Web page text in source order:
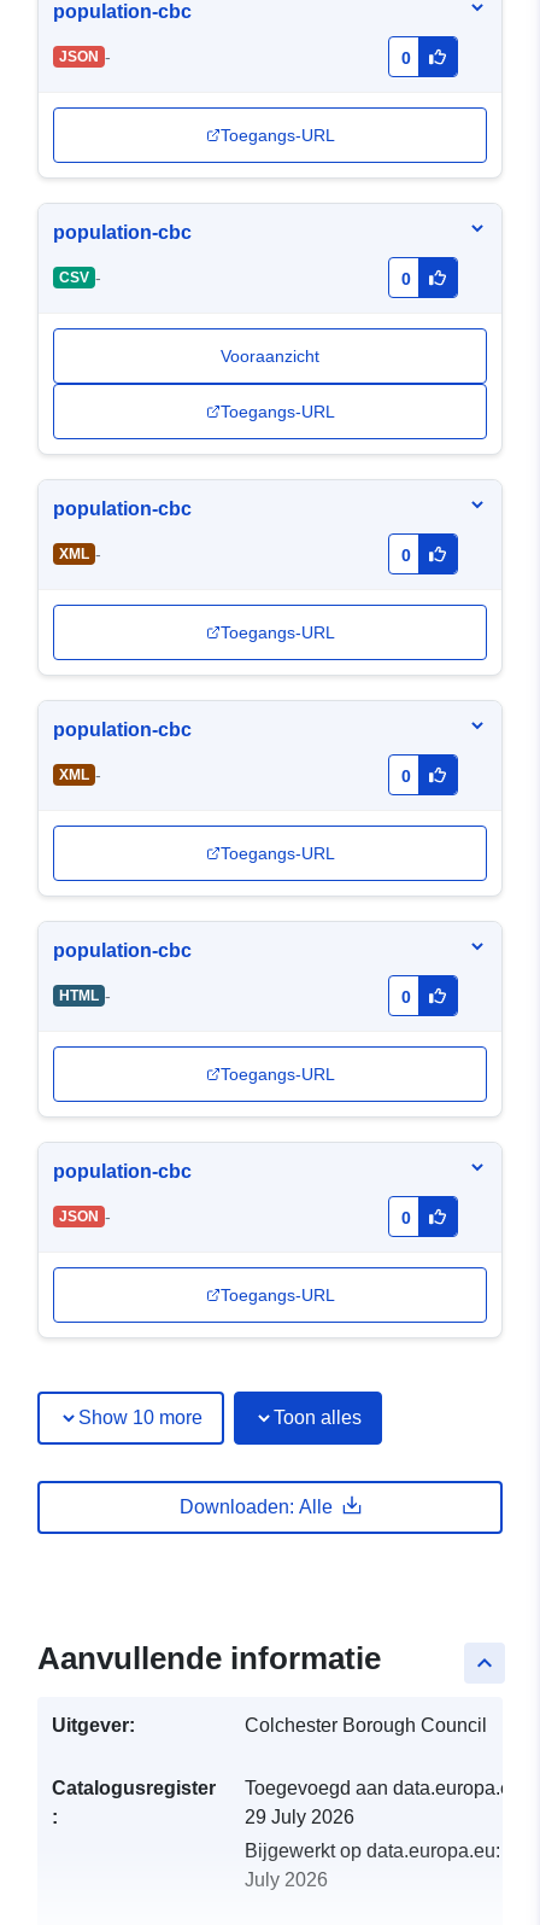
population-cbc
JSON - 0
Toegangs-URL
population-cbc
CSV - 0
Vooraanzicht
Toegangs-URL
population-cbc
XML - 0
Toegangs-URL
population-cbc
XML - 0
Toegangs-URL
population-cbc
HTML - 0
Toegangs-URL
population-cbc
JSON - 0
Toegangs-URL
Show 10 more Toon alles
Downloaden: Alle
keyboard_arrow_up
Aanvullende informatie
Uitgever: Colchester Borough Council
Catalogusregister
:
Toegevoegd aan data.europa.eu:
29 July 2026
Bijgewerkt op data.europa.eu:
July 2026